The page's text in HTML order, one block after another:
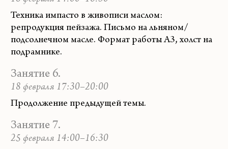
Техника импасто в живописи маслом:
репродукция пейзажа. Письмо на льняном/
подсолнечном масле. Формат работы А3, холст на
подрамнике.
Занятие 6.
18 февраля 17:30–20:00
Продолжение предыдущей темы.
Занятие 7.
25 февраля 14:00–16:30